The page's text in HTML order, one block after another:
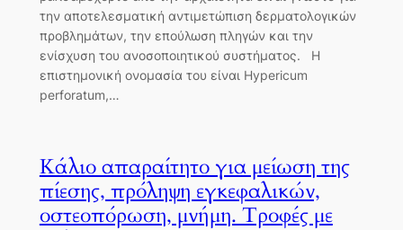
την αποτελεσματική αντιμετώπιση δερματολογικών
προβλημάτων, την επούλωση πληγών και την
ενίσχυση του ανοσοποιητικού συστήματος. H
επιστημονική ονομασία του είναι Hypericum
perforatum,…
Κάλιο απαραίτητο για μείωση της
πίεσης, πρόληψη εγκεφαλικών,
οστεοπόρωση, μνήμη. Τροφές με